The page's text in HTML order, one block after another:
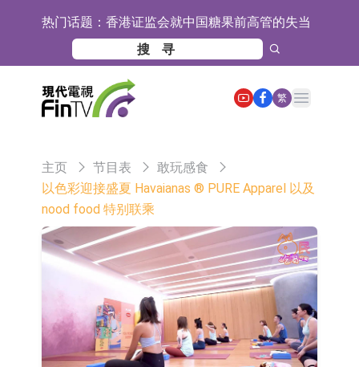
热门话题： 香港证监会就中国糖果前高管的失当
行为取得13年取消资格令
【异动股】港股跌幅榜前十，融信中
国(03301.HK)跌38.98%，德信服务集
团(02215.HK)跌35.71%
【异动股】港股涨幅榜前十，生物系
统工程股权(02902.HK)涨+218.75%，
地纬智能：暂未开展对外的语料商业
PCB、电子元器件等电子及机械产业
链一站式研发智造服务
工信部：鼓励民爆企业依法依规实施
重组整合
工信部：到2030年形成3-5家具有较
强国际运营能力的大型民爆企业集团
因美纳：首批由中国生产制造基地生
产的本土化产品完成客户交付
鲁阳节能：公司汽车衬垫 CCMAX、
E2K、HBD系列产品已实现量产销售
日韩股市收盘双双下挫
北京君正：预计后续仍将主要采用季
繁
Open main menu
主页 节目表
敢玩感食
以色彩迎接盛夏 Havaianas ® PURE Apparel 以及
nood food 特别联乘